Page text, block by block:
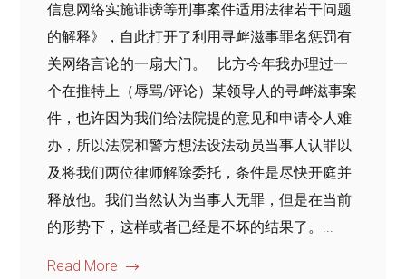
信息网络实施诽谤等刑事案件适用法律若干问题
的解释》，自此打开了利用寻衅滋事罪名惩罚有
关网络言论的一扇大门。 比方今年我办理过一
个在推特上（辱骂/评论）某领导人的寻衅滋事案
件，也许因为我们给法院提的意见和申请令人难
办，所以法院和警方想法设法动员当事人认罪以
及将我们两位律师解除委托，条件是尽快开庭并
释放他。我们当然认为当事人无罪，但是在当前
的形势下，这样或者已经是不坏的结果了。...
Read More